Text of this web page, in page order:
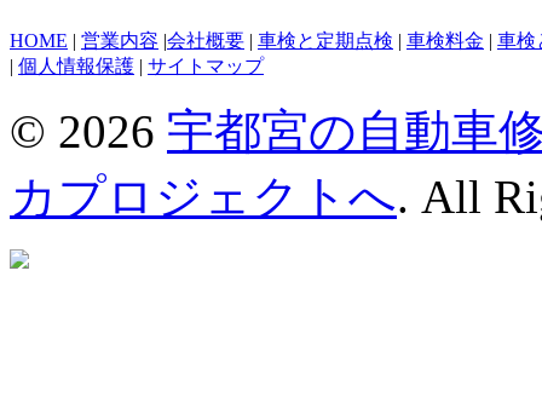
HOME | 営業内容 |会社概要 | 車検と定期点検 | 車検料金 | 車検
| 個人情報保護 | サイトマップ
© 2026 宇都宮の自動車
カプロジェクトへ. All